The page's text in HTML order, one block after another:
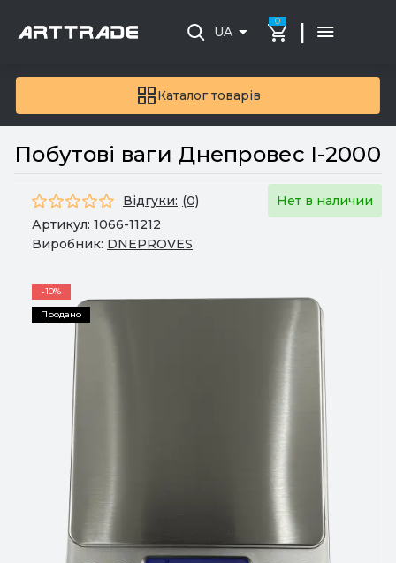
Каталог товарів
UA
0 |
Побутові ваги Днепровес I-2000
Відгуки: (0)
Нет в наличии
Артикул: 1066-11212
Виробник: DNEPROVES
-10%
Продано